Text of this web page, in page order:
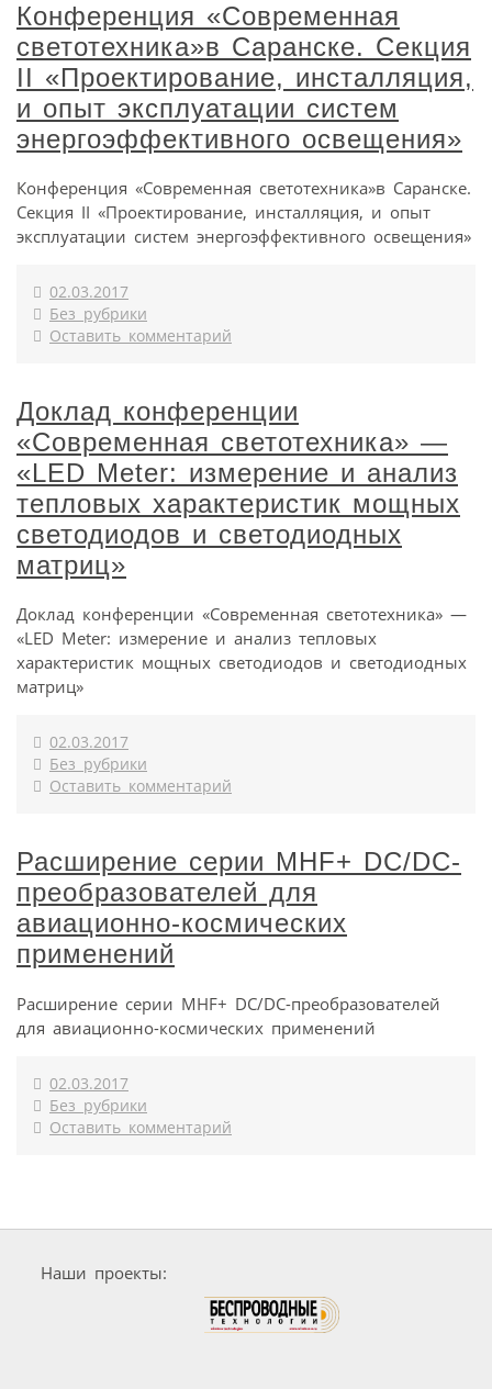
Конференция «Современная
светотехника»в Саранске. Секция
II «Проектирование, инсталляция,
и опыт эксплуатации систем
энергоэффективного освещения»
Конференция «Современная светотехника»в Саранске.
Секция II «Проектирование, инсталляция, и опыт
эксплуатации систем энергоэффективного освещения»
02.03.2017
Без рубрики
Оставить комментарий
Доклад конференции
«Современная светотехника» —
«LED Meter: измерение и анализ
тепловых характеристик мощных
светодиодов и светодиодных
матриц»
Доклад конференции «Современная светотехника» —
«LED Meter: измерение и анализ тепловых
характеристик мощных светодиодов и светодиодных
матриц»
02.03.2017
Без рубрики
Оставить комментарий
Расширение серии MHF+ DC/DC-
преобразователей для
авиационно-космических
применений
Расширение серии MHF+ DC/DC-преобразователей
для авиационно-космических применений
02.03.2017
Без рубрики
Оставить комментарий
Наши проекты: